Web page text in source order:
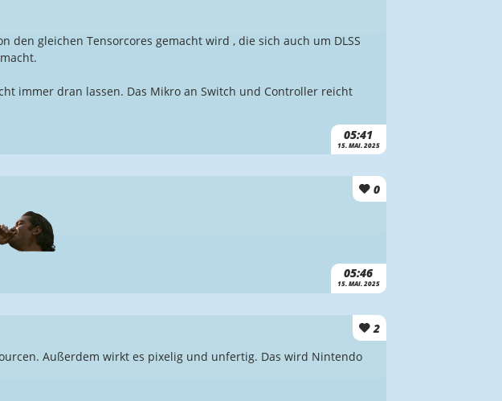
05:41
15. MAI. 2025
den gleichen Tensorcores gemacht wird , die sich auch um DLSS
immer dran lassen. Das Mikro an Switch und Controller reicht
0
05:46
15. MAI. 2025
2
Außerdem wirkt es pixelig und unfertig. Das wird Nintendo